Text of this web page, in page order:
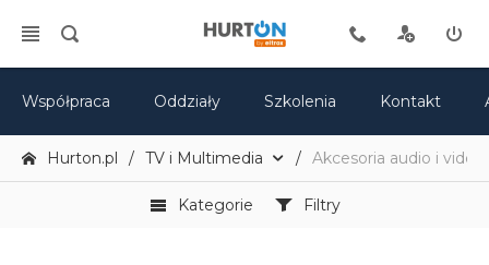
Współpraca Oddziały Szkolenia Kontakt
Hurton.pl TV i Multimedia Akcesoria audio i video
Kategorie Filtry